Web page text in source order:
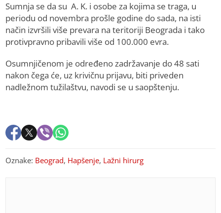
Sumnja se da su A. K. i osobe za kojima se traga, u
periodu od novembra prošle godine do sada, na isti
način izvršili više prevara na teritoriji Beograda i tako
protivpravno pribavili više od 100.000 evra.
Osumnjičenom je određeno zadržavanje do 48 sati
nakon čega će, uz krivičnu prijavu, biti priveden
nadležnom tužilaštvu, navodi se u saopštenju.
Oznake: Beograd, Hapšenje, Lažni hirurg